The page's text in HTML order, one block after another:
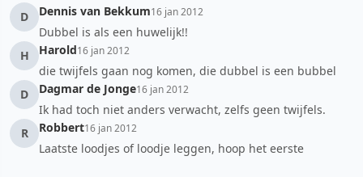
D
Dennis van Bekkum16 jan 2012
Dubbel is als een huwelijk!!
H
Harold16 jan 2012
die twijfels gaan nog komen, die dubbel is een bubbel
D
Dagmar de Jonge16 jan 2012
Ik had toch niet anders verwacht, zelfs geen twijfels.
R
Robbert16 jan 2012
Laatste loodjes of loodje leggen, hoop het eerste